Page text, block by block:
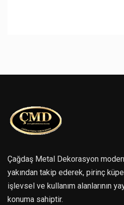
Çağdaş Metal Dekorasyon
yakından takip ederek, pirinç
işlevsel ve kullanım alanlarının
konuma sahiptir.